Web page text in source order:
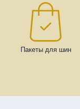
Пакеты для шин